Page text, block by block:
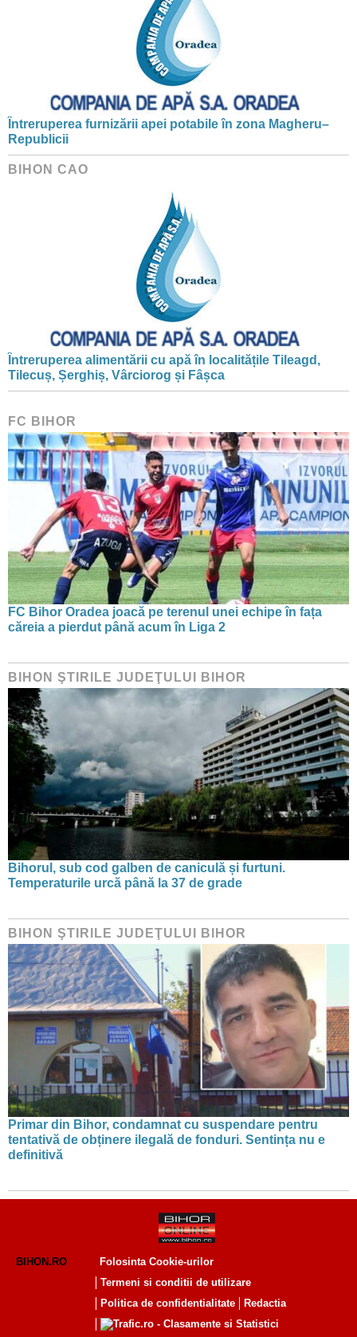
Întreruperea furnizării apei potabile în zona Magheru–
Republicii
BIHON CAO
Întreruperea alimentării cu apă în localitățile Tileagd,
Tilecuș, Șerghiș, Vârciorog și Fâșca
FC BIHOR
FC Bihor Oradea joacă pe terenul unei echipe în fața
căreia a pierdut până acum în Liga 2
BIHON ŞTIRILE JUDEŢULUI BIHOR
Bihorul, sub cod galben de caniculă și furtuni.
Temperaturile urcă până la 37 de grade
BIHON ŞTIRILE JUDEŢULUI BIHOR
Primar din Bihor, condamnat cu suspendare pentru
tentativă de obținere ilegală de fonduri. Sentința nu e
definitivă
BIHON.RO
Folosinta Cookie-urilor
Termeni si conditii de utilizare
Politica de confidentialitate
Redactia